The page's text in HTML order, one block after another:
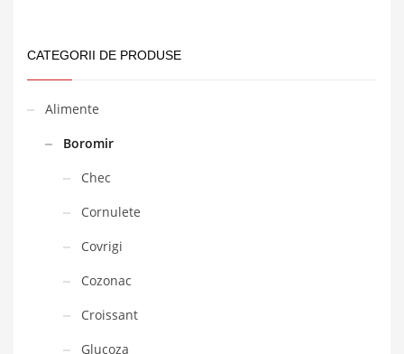
CATEGORII DE PRODUSE
Alimente
Boromir
Chec
Cornulete
Covrigi
Cozonac
Croissant
Glucoza